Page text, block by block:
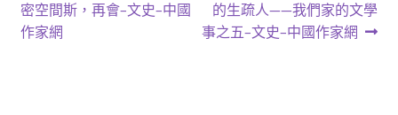
章一
篇
密空間斯，再會–文史–中國
作家網
一
篇
的生疏人——我們家的文學
事之五–文史–中國作家網